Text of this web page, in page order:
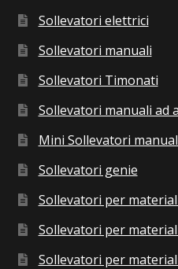
Sollevatori elettrici
Sollevatori manuali
Sollevatori Timonati
Sollevatori manuali ad
Mini Sollevatori
Sollevatori genie
Sollevatori per
Sollevatori per
Sollevatori per